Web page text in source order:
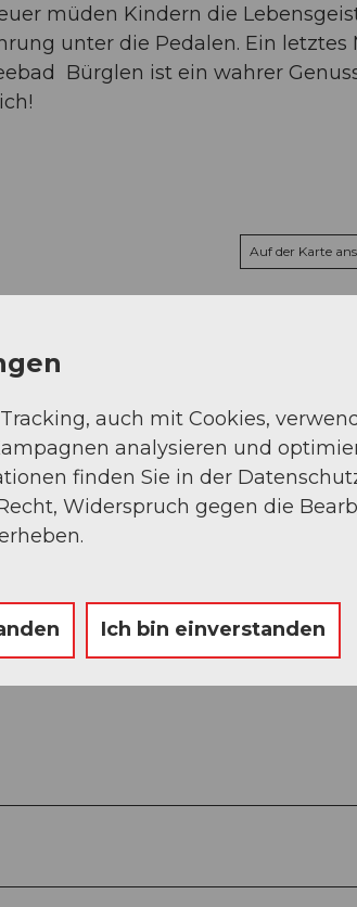
müden Kindern die
unter die Pedalen. Ein letztes
Bürglen ist ein wahrer
Auf der Karte
auch mit Cookies,
analysieren und
finden Sie in der
Widerspruch gegen die
Ich bin einverstanden